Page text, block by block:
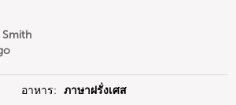
Smith
อาหาร: ภาษาฝรั่งเศส